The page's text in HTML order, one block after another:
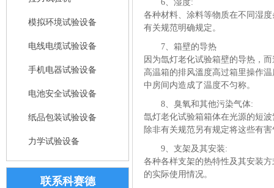
模拟环境试验设备
电线电缆试验设备
手机电器试验设备
电池安全试验设备
纸品包装试验设备
力学试验设备
联系科赛德
6、湿度:
各种材料、涂料等物质在不同湿
有关规范明确规定。
7、箱壁的导热
因为氙灯老化试验箱壁的导热，
高温箱的排风溫度高过箱里操作
中房间内造成了温度不匀称。
8、臭氧和其他污染气体:
氙灯老化试验箱箱体在光源的短
除非有关规范另有规定将这些有
9、支架及其安装:
各种各样支架的热特性及其安装
的实际使用情况。